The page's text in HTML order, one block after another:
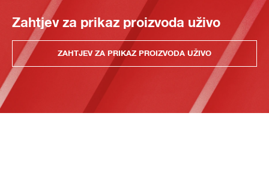
Zahtjev za prikaz proizvoda uživo
ZAHTJEV ZA PRIKAZ PROIZVODA UŽIVO